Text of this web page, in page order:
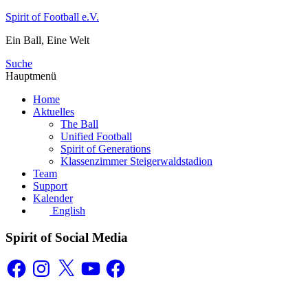
Zum
springen
Spirit of Football e.V.
Ein Ball, Eine Welt
Suche
Hauptmenü
Home
Aktuelles
The Ball
Unified Football
Spirit of Generations
Klassenzimmer Steigerwaldstadion
Team
Support
Kalender
English
Spirit of Social Media
FacebookInstagram
X YouTubeFacebook